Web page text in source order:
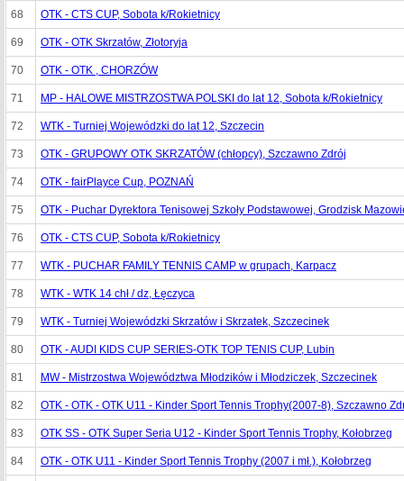
68 OTK - CTS CUP, Sobota k/Rokietnicy
69 OTK - OTK Skrzatów, Złotoryja
70 OTK - OTK , CHORZÓW
71 MP - HALOWE MISTRZOSTWA POLSKI do lat 12, Sobota k/Rokietnicy
72 WTK - Turniej Wojewódzki do lat 12, Szczecin
73 OTK - GRUPOWY OTK SKRZATÓW (chłopcy), Szczawno Zdrój
74 OTK - fairPlayce Cup, POZNAŃ
75 OTK - Puchar Dyrektora Tenisowej Szkoły Podstawowej, Grodzisk
76 OTK - CTS CUP, Sobota k/Rokietnicy
77 WTK - PUCHAR FAMILY TENNIS CAMP w grupach, Karpacz
78 WTK - WTK 14 chł / dz, Łęczyca
79 WTK - Turniej Wojewódzki Skrzatów i Skrzatek, Szczecinek
80 OTK - AUDI KIDS CUP SERIES-OTK TOP TENIS CUP, Lubin
81 MW - Mistrzostwa Województwa Młodzików i Młodziczek, Szczecinek
82 OTK - OTK - OTK U11 - Kinder Sport Tennis Trophy(2007-8), Szczawno
83 OTK SS - OTK Super Seria U12 - Kinder Sport Tennis Trophy, Kołobrzeg
84 OTK - OTK U11 - Kinder Sport Tennis Trophy (2007 i mł.), Kołobrzeg